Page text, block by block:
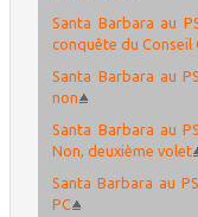
Santa Barbara au
conquête du Conseil
Santa Barbara au
non
Santa Barbara au
Non, deuxième volet
Santa Barbara au
PC